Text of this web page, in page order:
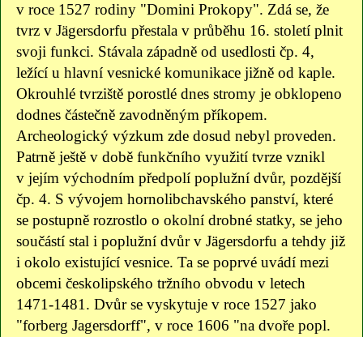
v roce 1527 rodiny "Domini Prokopy". Zdá se, že
tvrz v Jägersdorfu přestala v průběhu 16. století plnit
svoji funkci. Stávala západně od usedlosti čp. 4,
ležící u hlavní vesnické komunikace jižně od kaple.
Okrouhlé tvrziště porostlé dnes stromy je obklopeno
dodnes částečně zavodněným příkopem.
Archeologický výzkum zde dosud nebyl proveden.
Patrně ještě v době funkčního využití tvrze vznikl
v jejím východním předpolí poplužní dvůr, pozdější
čp. 4. S vývojem hornolibchavského panství, které
se postupně rozrostlo o okolní drobné statky, se jeho
součástí stal i poplužní dvůr v Jägersdorfu a tehdy již
i okolo existující vesnice. Ta se poprvé uvádí mezi
obcemi českolipského tržního obvodu v letech
1471-1481. Dvůr se vyskytuje v roce 1527 jako
"forberg Jagersdorff", v roce 1606 "na dvoře popl.